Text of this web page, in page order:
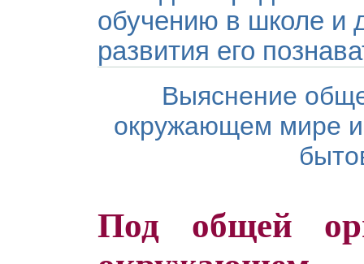
обучению в школе и
развития его
Выяснение
окружающем мире
Под общей